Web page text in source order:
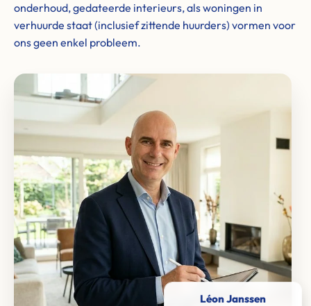
onderhoud, gedateerde interieurs, als woningen in
verhuurde staat (inclusief zittende huurders) vormen voor
ons geen enkel probleem.
Léon Janssen